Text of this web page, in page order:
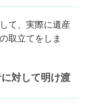
て、実際に遺産
取立てをしま
対して明け渡